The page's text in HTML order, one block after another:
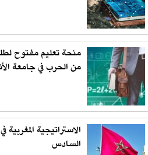
منحة تعليم مفتوح
من الحرب في جامعة
الاستراتيجية المغربية
السادس